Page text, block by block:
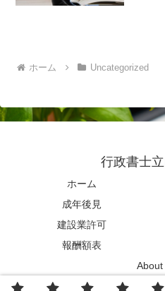
ホーム Uncategorized
行政書士
ホーム
成年後見
建設業許可
報酬額表
About